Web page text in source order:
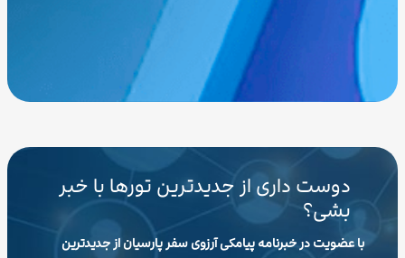
دوست داری از جدیدترین تورها با خبر
بشی؟
با عضویت در خبرنامه پیامکی آرزوی سفر پارسیان از جدیدترین